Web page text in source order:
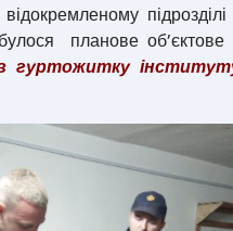
підрозділі
планове
гуртожитку